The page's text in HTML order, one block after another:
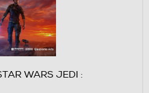
WARS JEDI :